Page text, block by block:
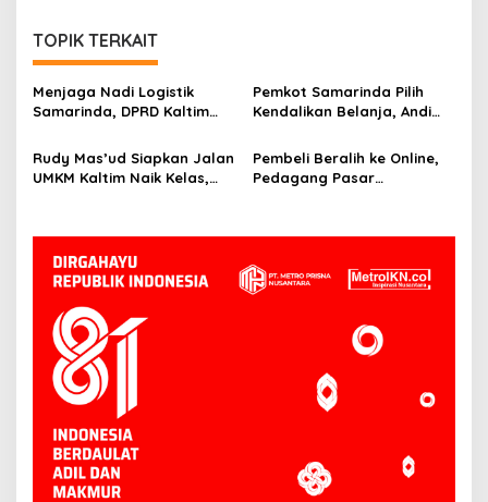
TOPIK TERKAIT
Menjaga Nadi Logistik
Samarinda, DPRD Kaltim
Mahulu
Pemkot Samarinda Pilih
Kendalikan Belanja, Andi
Penting daripada Berutang
Rudy Mas’ud Siapkan Jalan
UMKM Kaltim Naik Kelas,
Pembeli Beralih ke Online,
Pedagang Pasar